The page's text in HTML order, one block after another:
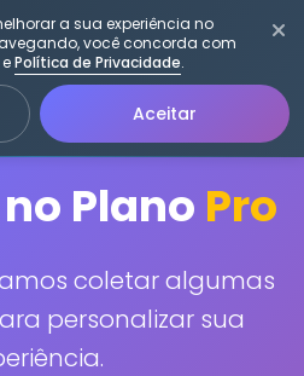
a sua experiência no
você concorda com
ePolítica de Privacidade.
Aceitar
Plano Pro
coletar algumas
personalizar sua